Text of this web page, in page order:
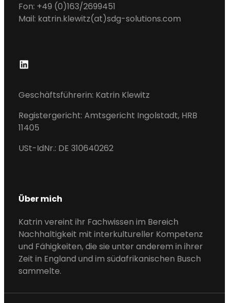
Fon: +49 (0)163/2699451
Mail: katrin.klewitz(at)sdg-solutions.com
L
N
E
D
I
Geschäftsführerin: Katrin Klewitz
Registergericht: Amtsgericht Ingolstadt, HRB
11405
USt-IdNr.: DE 310640262
Über mich
Katrin vereint ihr Fachwissen im Bereich
Nachhaltigkeit mit interkultureller Kompetenz
und Fähigkeiten, die sie unter anderem in ihrer
Zeit in England und im südafrikanischen Busch
sammelte.